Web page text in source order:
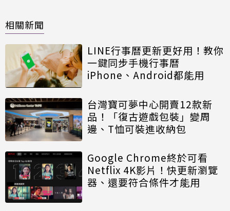
相關新聞
LINE行事曆更新更好用！教你
一鍵同步手機行事曆
iPhone、Android都能用
台灣寶可夢中心開賣12款新
品！「復古遊戲包裝」變周
邊、T恤可裝進收納包
Google Chrome終於可看
Netflix 4K影片！快更新瀏覽
器、還要符合條件才能用